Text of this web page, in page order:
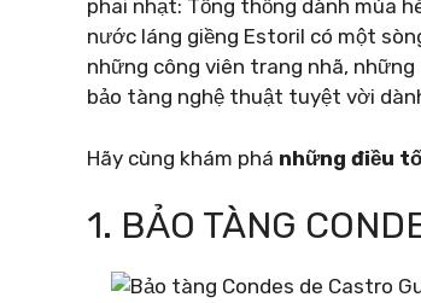
phai nhạt: Tổng thống dành mùa
nước láng giềng Estoril có một
những công viên trang nhã,
bảo tàng nghệ thuật tuyệt vời
Hãy cùng khám phá những điều
1. BẢO TÀNG